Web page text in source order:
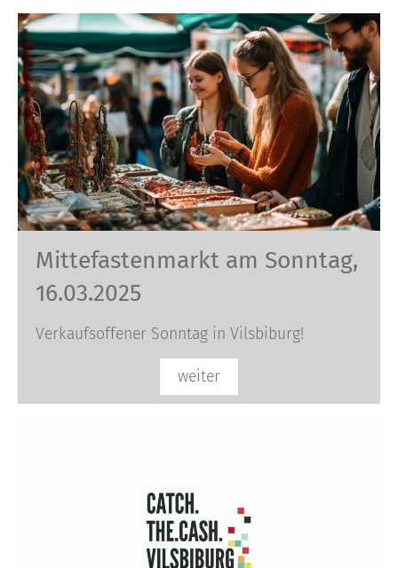
Mittefastenmarkt am Sonntag,
16.03.2025
Verkaufsoffener Sonntag in Vilsbiburg!
weiter